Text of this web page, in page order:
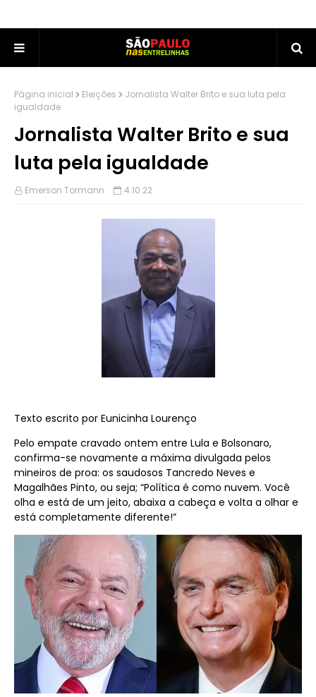
Página inicial Eleições
Jornalista Walter Brito e sua luta pela
igualdade
Jornalista Walter Brito e sua
luta pela igualdade
Emerson Tormann 4.10.22
Texto escrito por Eunicinha Lourenço
Pelo empate cravado ontem entre Lula e Bolsonaro,
confirma-se novamente a máxima divulgada pelos
mineiros de proa: os saudosos Tancredo Neves e
Magalhães Pinto, ou seja; “Política é como nuvem. Você
olha e está de um jeito, abaixa a cabeça e volta a olhar e
está completamente diferente!”